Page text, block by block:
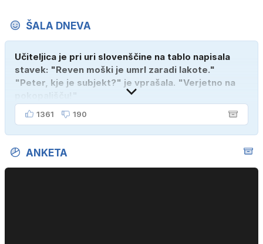
ŠALA DNEVA
Učiteljica je pri uri slovenščine na tablo napisala
stavek: "Reven moški je umrl zaradi lakote."
"Peter, kje je subjekt?" je vprašala. "Verjetno na
1361 190
ANKETA